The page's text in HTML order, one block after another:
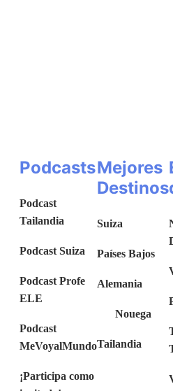
Podcasts
Podcast
Tailandia
Podcast Suiza
Podcast Profe
ELE
Podcast
MeVoyalMundo
¡Participa como
Mejores
Destinos
Suiza
Países Bajos
Alemania
Nouega
Tailandia